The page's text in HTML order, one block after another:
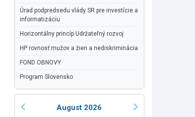
Úrad podpredsedu vlády SR pre investície a
informatizáciu
Horizontálny princíp Udržateľný rozvoj
HP rovnosť mužov a žien a nediskriminácia
FOND OBNOVY
Program Slovensko
August 2026